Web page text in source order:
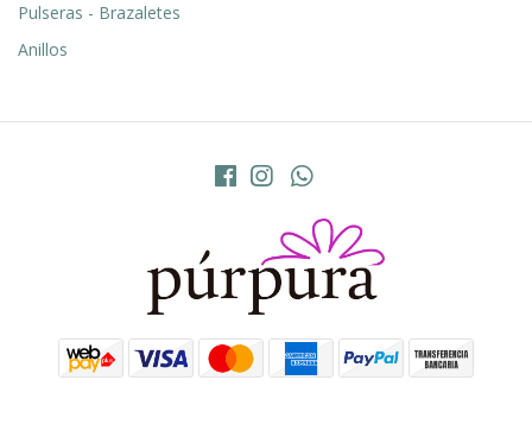
Pulseras - Brazaletes
Anillos